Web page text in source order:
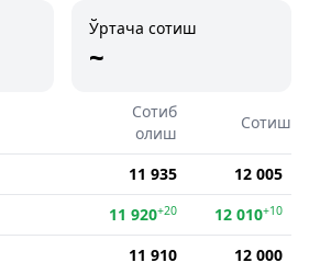
Ўртача сотиш
~
Сотиб
олиш
Сотиш
11 935
12 005
11 920+20 12 010+10
11 910
12 000